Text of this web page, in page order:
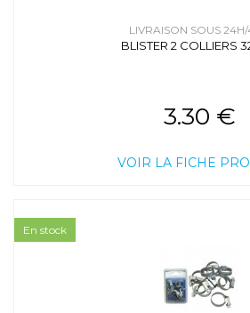
LIVRAISON SOUS
BLISTER 2 COLLIERS
3.30 €
VOIR LA FICHE
En stock